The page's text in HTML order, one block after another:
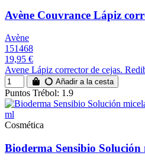
Avène Couvrance Lápiz
Avène
151468
19,95 €
Avene Lápiz corrector de cejas.
Añadir a la cesta
Puntos Trébol: 1.9
Cosmética
Bioderma Sensibio Solución